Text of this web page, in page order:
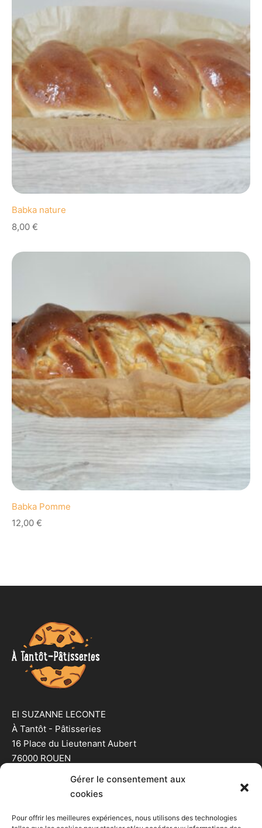
Gérer le consentement aux
cookies
Pour offrir les meilleures expériences, nous utilisons des technologies
Babka nature
8,00 €
Babka Pomme
12,00 €
EI SUZANNE LECONTE
À Tantôt - Pâtisseries
16 Place du Lieutenant Aubert
76000 ROUEN